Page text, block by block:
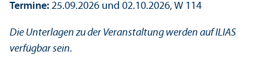
Termine: 25.09.2026 und 02.10.2026, W 114
Die Unter­lagen zu der Veranstaltung werden auf ILIAS
verfügbar sein.